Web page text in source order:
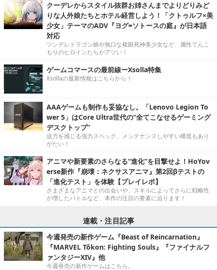
クーデレからスタイル抜群お姉さんまでよりどりみど
りな人外娘たちとホテル経営しよう！「クトゥルフ×美
少女」テーマのADV『ヨグ=ソトースの庭』が日本語
対応
ツンデレドラゴン娘や無口な複眼死神美少女など、属性てんこ
もりのヒロインたちがアツい！
ゲームコマースの最前線ーXsolla特集
Xsollaの最新情報はこちらから！
AAAゲームも制作も妥協なし。「Lenovo Legion To
wer 5」はCore Ultra世代の“全てこなせるゲーミング
デスクトップ”
迫力を感じる強力スペック。メンテナンスしやすい構造もあり
がたい！
アニマや新要素のさらなる“進化”を目撃せよ！HoYov
erse新作『崩壊：ネクサスアニマ』第2回βテストの
「進化テスト」を体験【プレイレポ】
さまざまなアニマとの出会いや、スキルによってさらに戦略性
が増したバトルなど、本作の注目の要素に迫ります！
連載・注目記事
今週発売の新作ゲーム『Beast of Reincarnation』
『MARVEL Tōkon: Fighting Souls』『ファイナルフ
ァンタジーXIV』他
今週発売の新作ゲームはこちら。